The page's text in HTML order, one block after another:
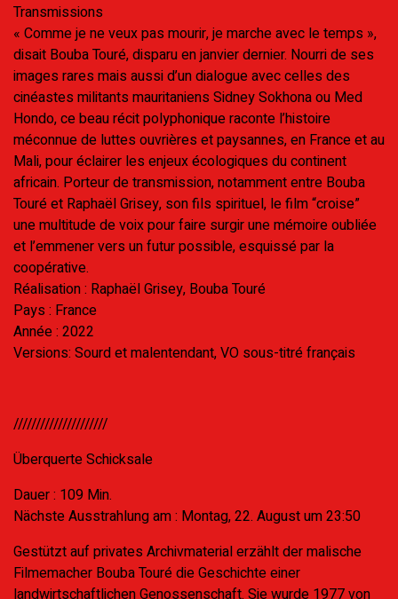
Transmissions
« Comme je ne veux pas mourir, je marche avec le temps »,
disait Bouba Touré, disparu en janvier dernier. Nourri de ses
images rares mais aussi d’un dialogue avec celles des
cinéastes militants mauritaniens Sidney Sokhona ou Med
Hondo, ce beau récit polyphonique raconte l’histoire
méconnue de luttes ouvrières et paysannes, en France et au
Mali, pour éclairer les enjeux écologiques du continent
africain. Porteur de transmission, notamment entre Bouba
Touré et Raphaël Grisey, son fils spirituel, le film “croise”
une multitude de voix pour faire surgir une mémoire oubliée
et l’emmener vers un futur possible, esquissé par la
coopérative.
Réalisation : Raphaël Grisey, Bouba Touré
Pays : France
Année : 2022
Versions: Sourd et malentendant, VO sous-titré français
/////////////////////
Überquerte Schicksale
Dauer : 109 Min.
Nächste Ausstrahlung am : Montag, 22. August um 23:50
Gestützt auf privates Archivmaterial erzählt der malische
Filmemacher Bouba Touré die Geschichte einer
landwirtschaftlichen Genossenschaft. Sie wurde 1977 von